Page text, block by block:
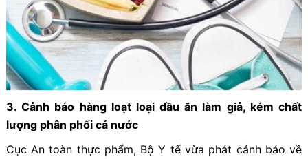
3. Cảnh báo hàng loạt loại dầu ăn làm giả, kém chất
lượng phân phối cả nước
Cục An toàn thực phẩm, Bộ Y tế vừa phát cảnh báo về